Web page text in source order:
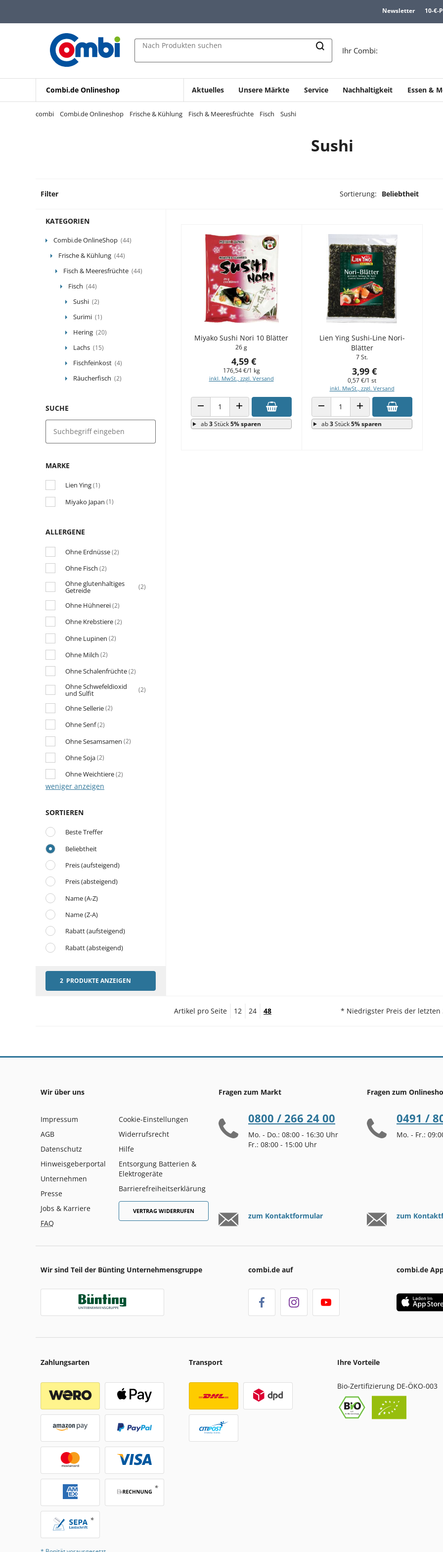
Zur Navigation springen
Zur Suche springen
Newsletter 10-€-
Nach Produkten suchen
Ihr Combi:
Combi.de Onlineshop Aktuelles Unsere Märkte Service Nachhaltigkeit Essen &
combi Combi.de Onlineshop Frische & Kühlung Fisch & Meeresfrüchte Fisch Sushi
Sushi
Filter Sortierung: Beliebtheit
KATEGORIEN
Combi.de OnlineShop (44)
Frische & Kühlung (44)
Fisch & Meeresfrüchte (44)
Fisch (44)
Sushi (2)
Surimi (1)
Hering (20)
Lachs (15)
Fischfeinkost (4)
Räucherfisch (2)
SUCHE
MARKE
Lien Ying(1)
Miyako Japan (1)
ALLERGENE
Ohne Erdnüsse(2)
Ohne Fisch (2)
Ohne glutenhaltiges
Getreide (2)
Ohne Hühnerei(2)
Ohne Krebstiere(2)
Ohne Lupinen (2)
Ohne Milch (2)
Ohne Schalenfrüchte(2)
Ohne Schwefeldioxid
und Sulfit (2)
Ohne Sellerie(2)
Ohne Senf(2)
Ohne Sesamsamen (2)
Ohne Soja(2)
Ohne Weichtiere(2)
weniger anzeigen
SORTIEREN
Beste Treffer
Beliebtheit
Preis (aufsteigend)
Preis (absteigend)
Name (A-Z)
Name (Z-A)
Rabatt (aufsteigend)
Rabatt (absteigend)
2 PRODUKTE ANZEIGEN
Miyako Sushi Nori 10 Blätter
26 g
4,59 €
176,54 €/1 kg
inkl. MwSt., zzgl. Versand
ANZAHL VERRINGERNANZAHL ERHÖHEN
ab3Stück5% sparen
Lien Ying Sushi-Line Nori-
Blätter
7 St.
3,99 €
0,57 €/1 st
inkl. MwSt., zzgl. Versand
ANZAHL VERRINGERNANZAHL ERHÖHEN
ab3Stück5% sparen
Artikel pro Seite 12 24 48 * Niedrigster Preis der letzten
Wir über uns
Impressum
AGB
Datenschutz
Hinweisgeberportal
Unternehmen
Presse
Jobs & Karriere
FAQ
Cookie-Einstellungen
Widerrufsrecht
Hilfe
Entsorgung Batterien &
Elektrogeräte
Barrierefreiheitserklärung
VERTRAG WIDERRUFEN
Fragen zum Markt
0800 / 266 24 00
Mo. - Do.: 08:00 - 16:30 Uhr
Fr.: 08:00 - 15:00 Uhr
zum Kontaktformular
Fragen zum
0491 /
Mo. - Fr.:
zum
Wir sind Teil der Bünting Unternehmensgruppe combi.de auf combi.de
Zahlungsarten Transport Ihre Vorteile
Bio-Zertifizierung DE-ÖKO-003